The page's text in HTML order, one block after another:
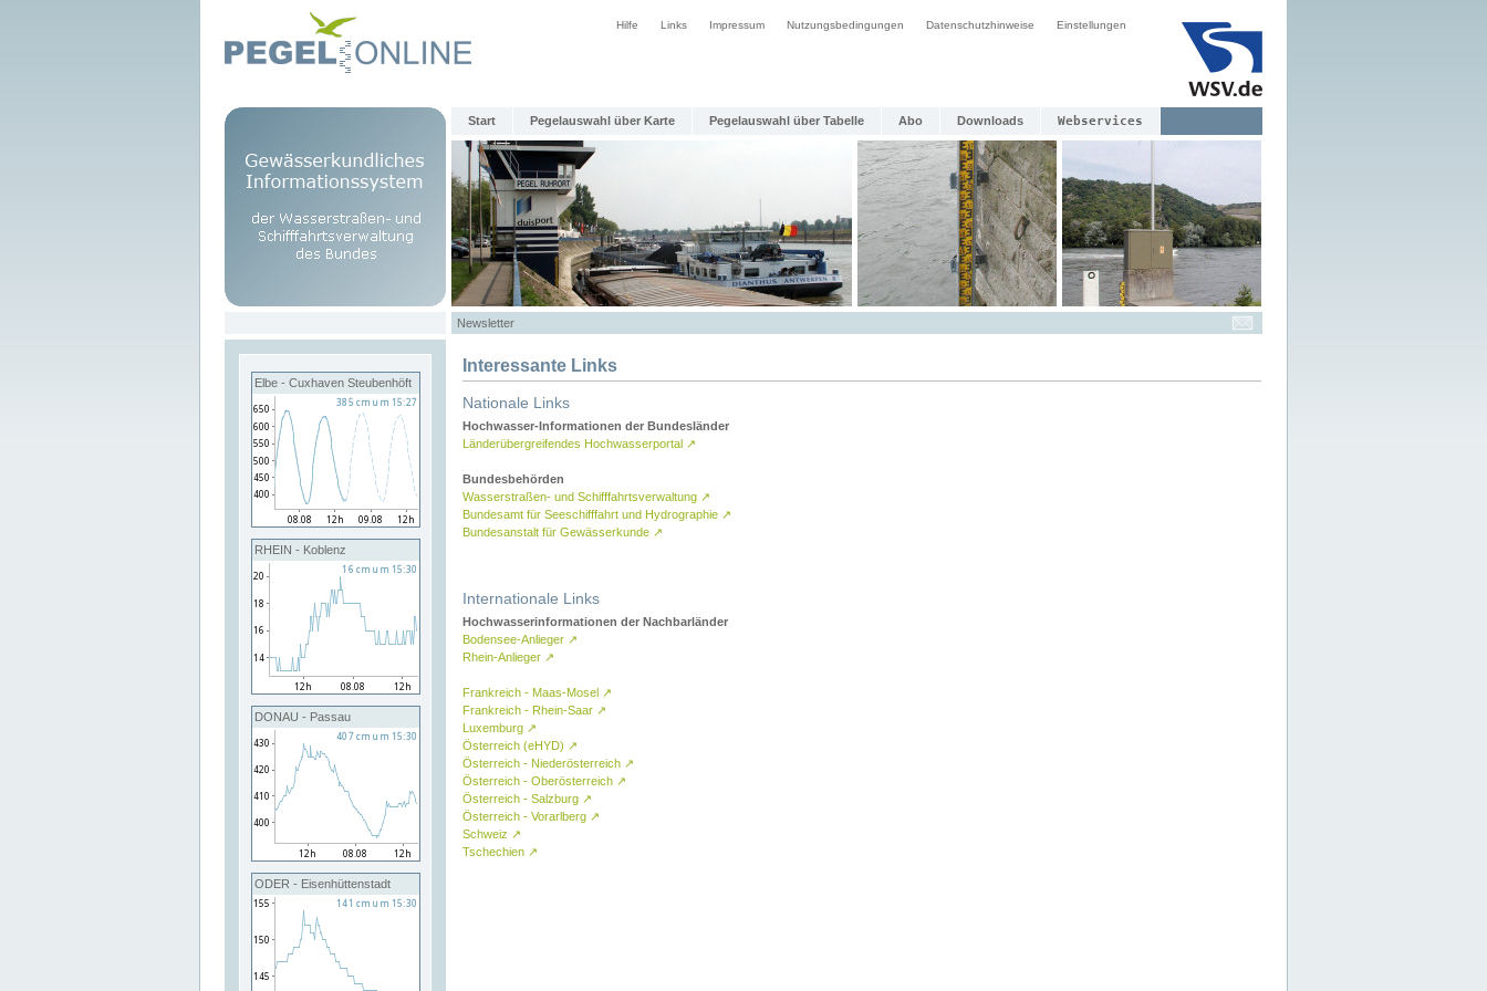
Hilfe Links Impressum Nutzungsbedingungen Datenschutzhinweise Einstellungen
Start Pegelauswahl über Karte Pegelauswahl über Tabelle Abo Downloads Webservices
Newsletter
Elbe - Cuxhaven Steubenhöft
RHEIN - Koblenz
DONAU - Passau
ODER - Eisenhüttenstadt
Interessante Links
Nationale Links
Hochwasser-Informationen der Bundesländer
Länderübergreifendes Hochwasserportal ↗
Bundesbehörden
Wasserstraßen- und Schifffahrtsverwaltung ↗
Bundesamt für Seeschifffahrt und Hydrographie ↗
Bundesanstalt für Gewässerkunde ↗
Internationale Links
Hochwasserinformationen der Nachbarländer
Bodensee-Anlieger ↗
Rhein-Anlieger ↗
Frankreich - Maas-Mosel ↗
Frankreich - Rhein-Saar ↗
Luxemburg ↗
Österreich (eHYD) ↗
Österreich - Niederösterreich ↗
Österreich - Oberösterreich ↗
Österreich - Salzburg ↗
Österreich - Vorarlberg ↗
Schweiz ↗
Tschechien ↗